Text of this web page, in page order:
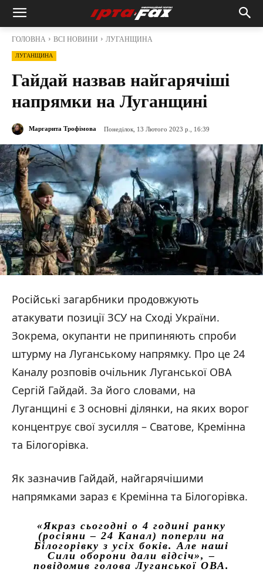
ГОЛОВНА ВСІ НОВИНИ ЛУГАНЩИНА
ЛУГАНЩИНА
Гайдай назвав найгарячіші
напрямки на Луганщині
Маргарита Трофімова Понеділок, 13 Лютого 2023 р., 16:39
Російські загарбники продовжують
атакувати позиції ЗСУ на Сході України.
Зокрема, окупанти не припиняють спроби
штурму на Луганському напрямку. Про це 24
Каналу розповів очільник Луганської ОВА
Сергій Гайдай. За його словами, на
Луганщині є 3 основні ділянки, на яких ворог
концентрує свої зусилля – Сватове, Кремінна
та Білогорівка.
Як зазначив Гайдай, найгарячішими
напрямками зараз є Кремінна та Білогорівка.
«Якраз сьогодні о 4 годині ранку
(росіяни – 24 Канал) поперли на
Білогорівку з усіх боків. Але наші
Сили оборони дали відсіч», –
повідомив голова Луганської ОВА.